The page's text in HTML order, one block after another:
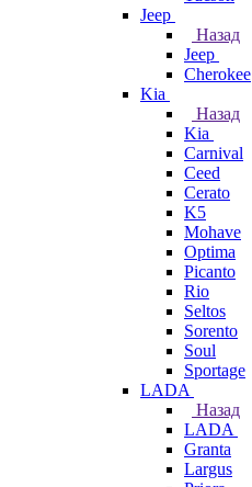
Jeep
Назад
Jeep
Cherokee
Kia
Назад
Kia
Carnival
Ceed
Cerato
K5
Mohave
Optima
Picanto
Rio
Seltos
Sorento
Soul
Sportage
LADA
Назад
LADA
Granta
Largus